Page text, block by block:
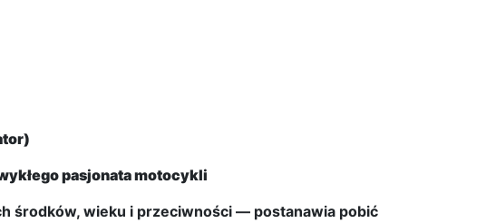
pasjonata motocykli
środków, wieku i przeciwności — postanawia pobić